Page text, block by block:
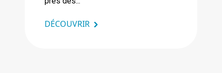
DÉCOUVRIR